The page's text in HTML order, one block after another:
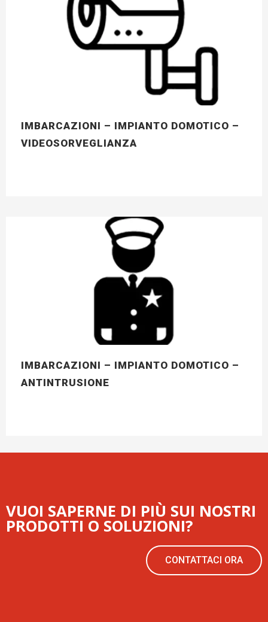
IMBARCAZIONI – IMPIANTO DOMOTICO –
VIDEOSORVEGLIANZA
IMBARCAZIONI – IMPIANTO DOMOTICO –
ANTINTRUSIONE
VUOI SAPERNE DI PIÙ SUI NOSTRI
PRODOTTI O SOLUZIONI?
CONTATTACI ORA